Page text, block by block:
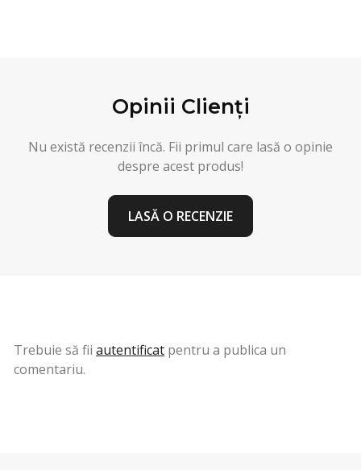
Opinii Clienți
Nu există recenzii încă. Fii primul care lasă o opinie
despre acest produs!
LASĂ O RECENZIE
Trebuie să fii autentificat pentru a publica un
comentariu.